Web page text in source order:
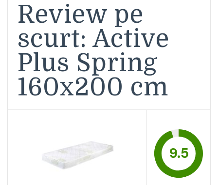
Review pe
scurt: Active
Plus Spring
160x200 cm
9.5